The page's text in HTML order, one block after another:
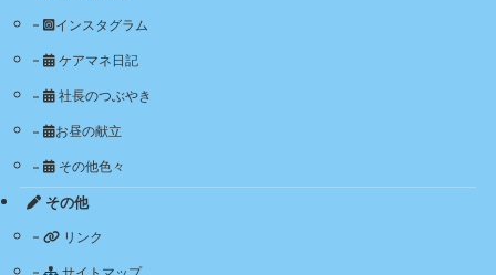
インスタグラム
ケアマネ日記
社長のつぶやき
お昼の献立
その他色々
その他
リンク